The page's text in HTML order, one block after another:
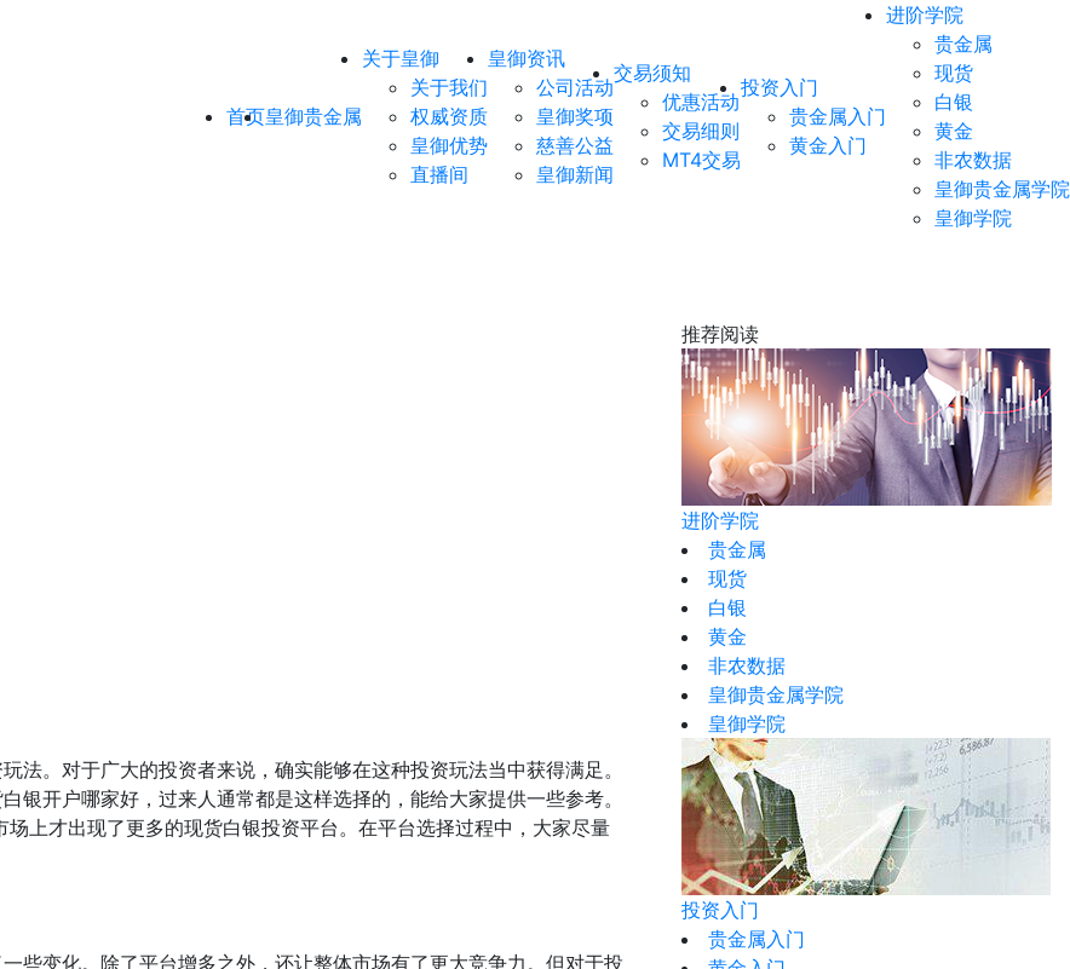
首页皇御贵金属
关于皇御
关于我们
权威资质
皇御优势
直播间
皇御资讯
公司活动
皇御奖项
慈善公益
皇御新闻
交易须知
优惠活动
交易细则
MT4交易
投资入门
贵金属入门
黄金入门
进阶学院
贵金属
现货
白银
黄金
非农数据
皇御贵金属学院
皇御学院
黄金
法。对于广大的投资者来说，确实能够在这种投资玩法当中获得满足。
银开户哪家好，过来人通常都是这样选择的，能给大家提供一些参考。
上才出现了更多的现货白银投资平台。在平台选择过程中，大家尽量
些变化。除了平台增多之外，还让整体市场有了更大竞争力。但对于投
推荐阅读
进阶学院
贵金属
现货
白银
黄金
非农数据
皇御贵金属学院
皇御学院
投资入门
贵金属入门